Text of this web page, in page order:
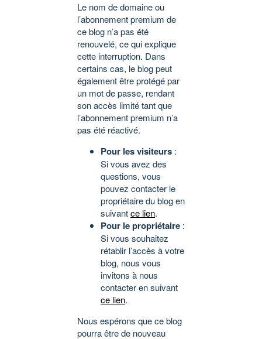
Le nom de domaine ou
l’abonnement premium de
ce blog n’a pas été
renouvelé, ce qui explique
cette interruption. Dans
certains cas, le blog peut
également être protégé par
un mot de passe, rendant
son accès limité tant que
l’abonnement premium n’a
pas été réactivé.
Pour les visiteurs :
Si vous avez des
questions, vous
pouvez contacter le
propriétaire du blog en
suivantce lien.
Pour le propriétaire :
Si vous souhaitez
rétablir l’accès à votre
blog, nous vous
invitons à nous
contacter en suivant
ce lien.
Nous espérons que ce blog
pourra être de nouveau